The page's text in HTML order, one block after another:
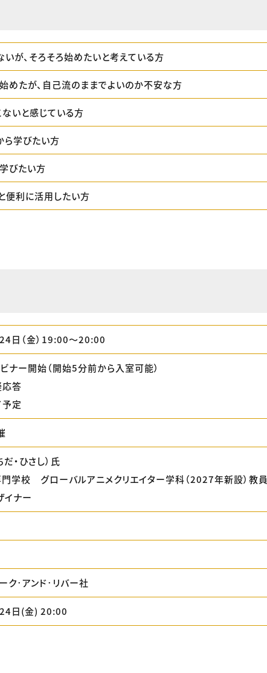
が、そろそろ始めたいと考えている方
たが、自己流のままでよいのか不安な方
いと感じている方
ら学びたい方
びたい方
便利に活用したい方
日（金）19:00〜20:00
ナー開始（開始5分前から入室可能）
答
定
・ひさし）氏
学校 グローバルアニメクリエイター学科（2027年新設）教員
イナー
ク･アンド･リバー社
日(金) 20:00